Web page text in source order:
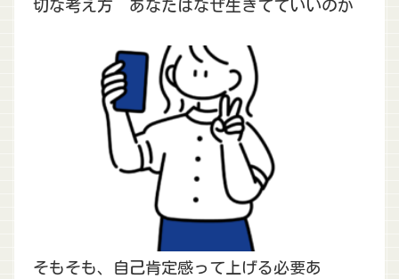
切な考え方 あなたはなぜ生きてていいのか
そもそも、自己肯定感って上げる必要あ